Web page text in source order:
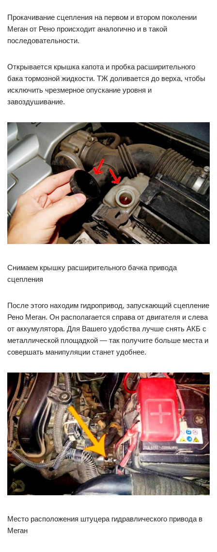
Прокачивание сцепления на первом и втором поколении
Меган от Рено происходит аналогично и в такой
последовательности.
Открывается крышка капота и пробка расширительного
бака тормозной жидкости. ТЖ доливается до верха, чтобы
исключить чрезмерное опускание уровня и
завоздушивание.
Снимаем крышку расширительного бачка привода
сцепления
После этого находим гидропривод, запускающий сцепление
Рено Меган. Он располагается справа от двигателя и слева
от аккумулятора. Для Вашего удобства лучше снять АКБ с
металлической площадкой — так получите больше места и
совершать манипуляции станет удобнее.
Место расположения штуцера гидравлического привода в
Меган